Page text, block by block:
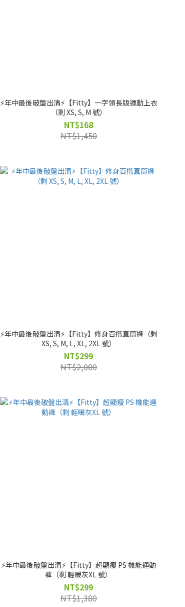
⚡️年中最後破盤出清⚡️【Fitty】一字領長版運動上衣
（剩 XS, S, M 號）
NT$168
NT$1,450
⚡️年中最後破盤出清⚡️【Fitty】修身百搭直筒褲（剩
XS, S, M, L, XL, 2XL 號）
NT$299
NT$2,000
⚡️年中最後破盤出清⚡️【Fitty】超顯瘦 PS 機能運動
褲（剩 輕暖灰XL 號）
NT$299
NT$1,380